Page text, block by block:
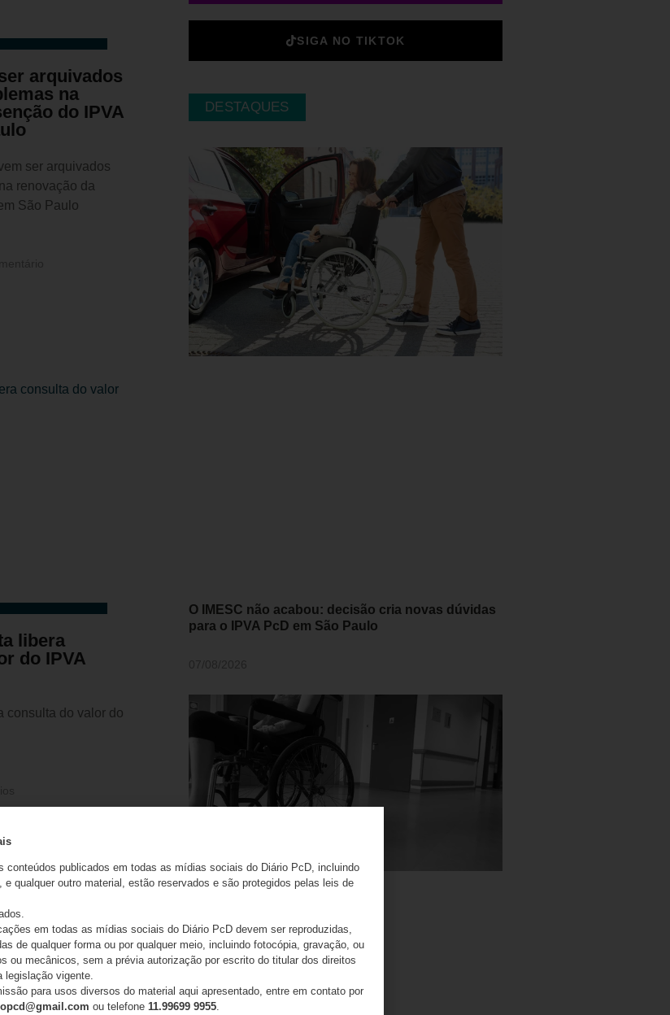
arquivados
na
do IPVA
ser arquivados
renovação da
São Paulo
libera
do IPVA
consulta do valor do
SIGA NO TIKTOK
DESTAQUES
O IMESC não acabou: decisão cria novas dúvidas
para o IPVA PcD em São Paulo
conteúdos publicados em todas as mídias sociais do Diário PcD, incluindo
qualquer outro material, estão reservados e são protegidos pelas leis de
em todas as mídias sociais do Diário PcD devem ser reproduzidas,
de qualquer forma ou por qualquer meio, incluindo fotocópia, gravação, ou
ou mecânicos, sem a prévia autorização por escrito do titular dos direitos
legislação vigente.
para usos diversos do material aqui apresentado, entre em contato por
ou telefone 11.99699 9955.